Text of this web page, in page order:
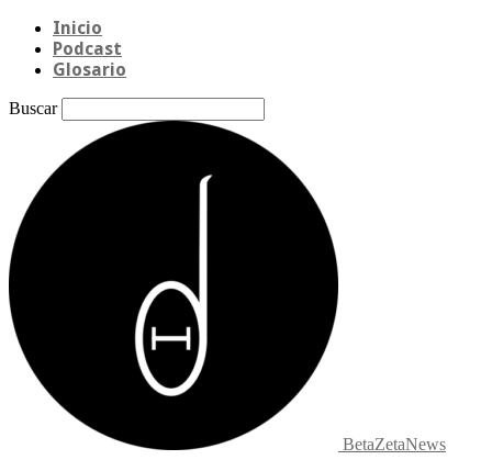
Inicio
Podcast
Glosario
Buscar
BetaZetaNews